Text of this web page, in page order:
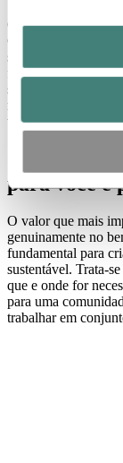
O que me motiva a
Cuidado, Coragem
sensação de
fazer a diferença e
sociedade positivos.
meus colegas e na
tomando decisões
Quais
para você e
O valor que mais
genuinamente no
fundamental para
sustentável. Trata-
que e onde for
para uma
trabalhar em